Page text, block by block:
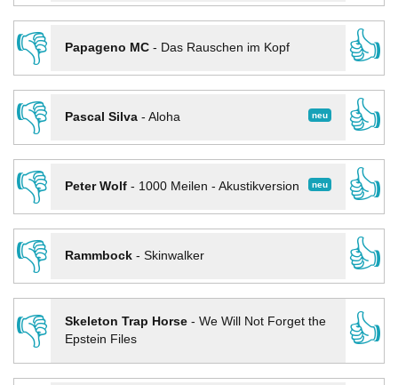
👎
Papageno MC- Das Rauschen im Kopf
👍
👎
neu
Pascal Silva- Aloha
👍
👎
neu
Peter Wolf- 1000 Meilen - Akustikversion
👍
👎
Rammbock- Skinwalker
👍
👎
Skeleton Trap Horse- We Will Not Forget the
Epstein Files
👍